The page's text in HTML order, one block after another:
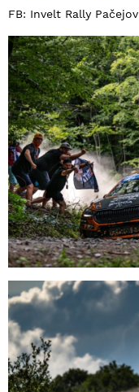
FB: Invelt Rally Pačejov